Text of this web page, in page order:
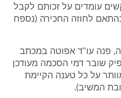
עומדים על זכותם לקבל
לחוזה החכירה (נספח
פנה עו"ד אפוטה במכתב
שובר דמי הסכמה מעודכן
על כל טענה הקיימת